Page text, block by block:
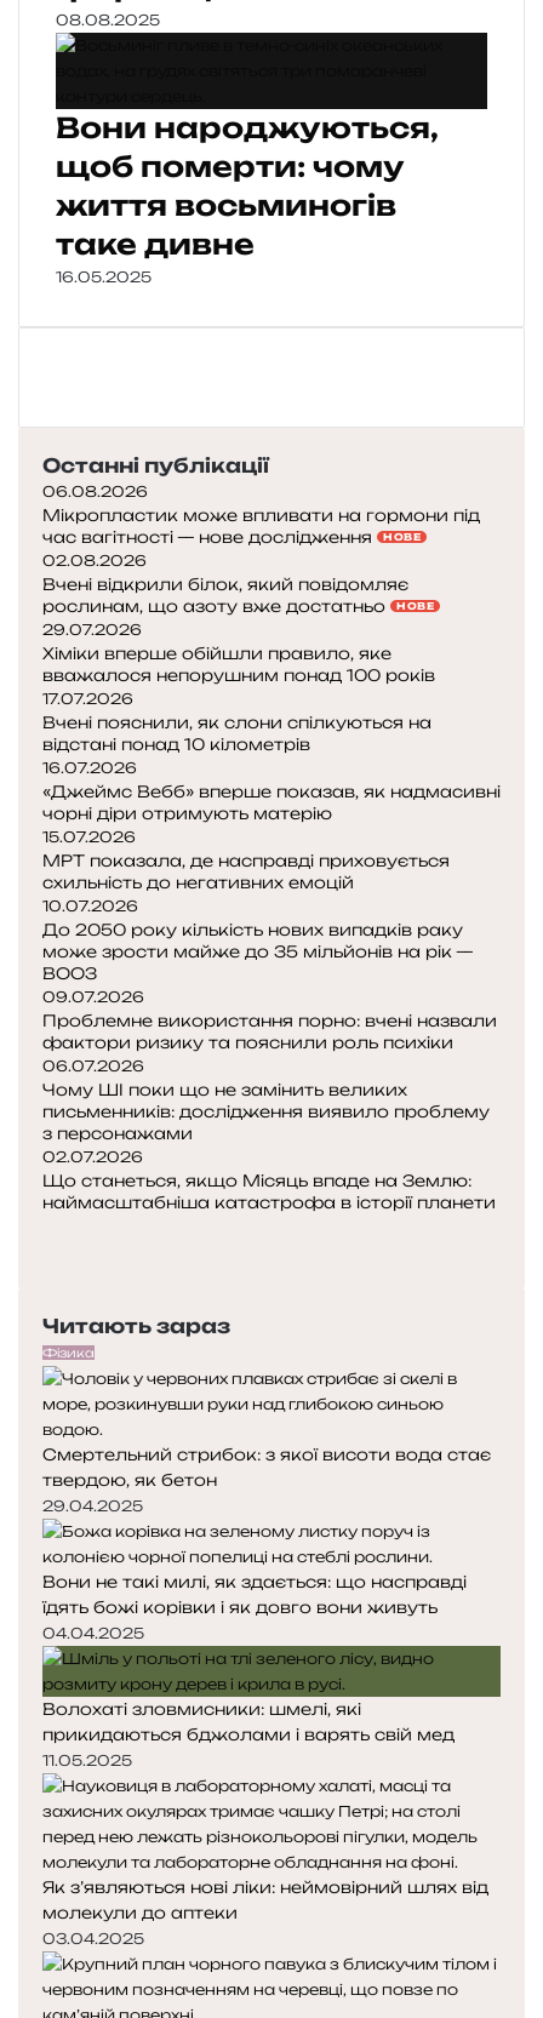
08.08.2025
Вони народжуються,
щоб померти: чому
життя восьминогів
таке дивне
16.05.2025
Останні публікації
06.08.2026
Мікропластик може впливати на гормони під
час вагітності — нове дослідження
НОВЕ
02.08.2026
Вчені відкрили білок, який повідомляє
рослинам, що азоту вже достатньо
НОВЕ
29.07.2026
Хіміки вперше обійшли правило, яке
вважалося непорушним понад 100 років
17.07.2026
Вчені пояснили, як слони спілкуються на
відстані понад 10 кілометрів
16.07.2026
«Джеймс Вебб» вперше показав, як надмасивні
чорні діри отримують матерію
15.07.2026
МРТ показала, де насправді приховується
схильність до негативних емоцій
10.07.2026
До 2050 року кількість нових випадків раку
може зрости майже до 35 мільйонів на рік —
ВООЗ
09.07.2026
Проблемне використання порно: вчені назвали
фактори ризику та пояснили роль психіки
06.07.2026
Чому ШІ поки що не замінить великих
письменників: дослідження виявило проблему
з персонажами
02.07.2026
Що станеться, якщо Місяць впаде на Землю:
наймасштабніша катастрофа в історії планети
Читають зараз
Фізика
Смертельний стрибок: з якої висоти вода стає
твердою, як бетон
29.04.2025
Вони не такі милі, як здається: що насправді
їдять божі корівки і як довго вони живуть
04.04.2025
Волохаті зловмисники: шмелі, які
прикидаються бджолами і варять свій мед
11.05.2025
Як з’являються нові ліки: неймовірний шлях від
молекули до аптеки
03.04.2025